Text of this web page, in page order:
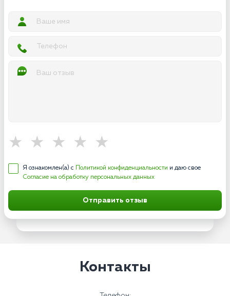
Я ознакомлен(а) с Политикой конфиденциальности и даю свое
Согласие на обработку персональных данных
Отправить отзыв
Контакты